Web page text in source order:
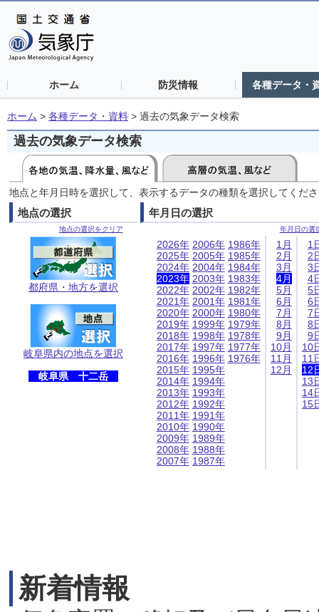
ホーム 防災情報 各種データ・
ホーム > 各種データ・資料 > 過去の気象データ検索
過去の気象データ検索
地点と年月日時を選択して、表示するデータの種類を選択してくだ
地点の選択
地点の選択をクリア
都府県・地方を選択
岐阜県内の地点を選択
岐阜県 十二岳
年月日の選択
年月日の選
2026年
2025年
2024年
2023年
2022年
2021年
2020年
2019年
2018年
2017年
2016年
2015年
2014年
2013年
2012年
2011年
2010年
2009年
2008年
2007年
2006年
2005年
2004年
2003年
2002年
2001年
2000年
1999年
1998年
1997年
1996年
1995年
1994年
1993年
1992年
1991年
1990年
1989年
1988年
1987年
1986年
1985年
1984年
1983年
1982年
1981年
1980年
1979年
1978年
1977年
1976年
1月
2月
3月
4月
5月
6月
7月
8月
9月
10月
11月
12月
1
2
3
4
5
6
7
8
9
10
11
12
13
14
15
新着情報